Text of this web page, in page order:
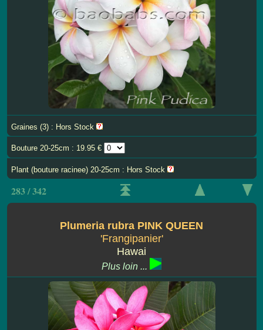
Graines (3) : Hors Stock
Bouture 20-25cm : 19.95 €
Plant (bouture racinee) 20-25cm : Hors Stock
283 / 342
Plumeria rubra PINK QUEEN
'Frangipanier'
Hawai
Plus loin ...